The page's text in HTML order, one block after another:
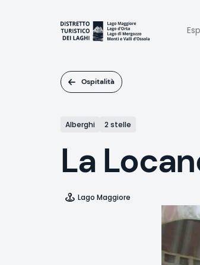
Ospitalità
Alberghi 2 stelle
La
Lago Maggiore